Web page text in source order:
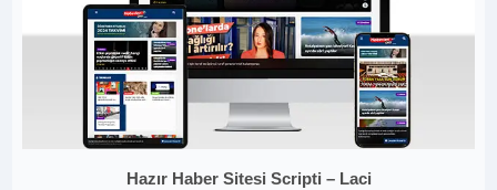
Hazır Haber Sitesi Scripti – Laci